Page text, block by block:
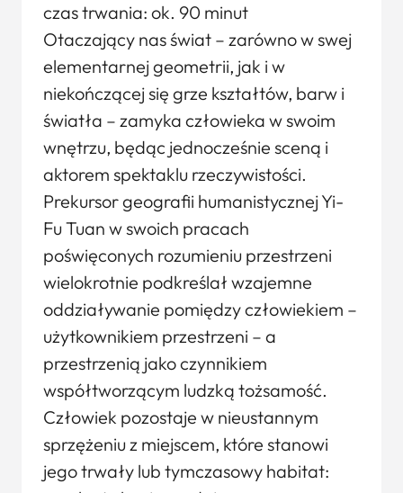
czas trwania: ok. 90 minut
Otaczający nas świat – zarówno w swej
elementarnej geometrii, jak i w
niekończącej się grze kształtów, barw i
światła – zamyka człowieka w swoim
wnętrzu, będąc jednocześnie sceną i
aktorem spektaklu rzeczywistości.
Prekursor geografii humanistycznej Yi-
Fu Tuan w swoich pracach
poświęconych rozumieniu przestrzeni
wielokrotnie podkreślał wzajemne
oddziaływanie pomiędzy człowiekiem –
użytkownikiem przestrzeni – a
przestrzenią jako czynnikiem
współtworzącym ludzką tożsamość.
Człowiek pozostaje w nieustannym
sprzężeniu z miejscem, które stanowi
jego trwały lub tymczasowy habitat: